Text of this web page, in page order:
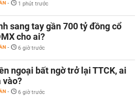
- 1 phút trước
sang tay gần 700 tỷ đồng cổ
cho ai?
- 6 giờ trước
ngoại bất ngờ trở lại TTCK, ai
vào?
- 6 giờ trước